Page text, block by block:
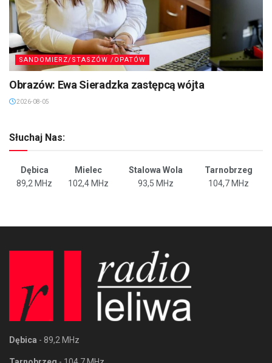
SANDOMIERZ/STASZÓW /OPATÓW
Obrazów: Ewa Sieradzka zastępcą wójta
2026-08-05
Słuchaj Nas:
Dębica Mielec Stalowa Wola
Tarnobrzeg
89,2 MHz
102,4 MHz 93,5 MHz 104,7 MHz
Dębica - 89,2 MHz